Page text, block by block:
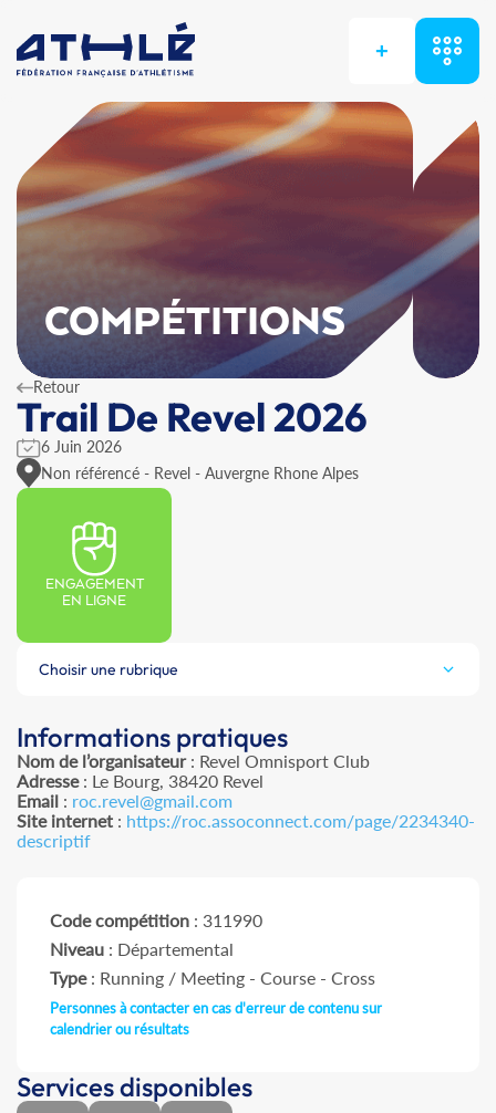
+
COMPÉTITIONS
Retour
Trail De Revel 2026
6 Juin 2026
Non référencé - Revel - Auvergne Rhone Alpes
ENGAGEMENT
EN LIGNE
Choisir une rubrique
Informations pratiques
Nom de l’organisateur: Revel Omnisport Club
Adresse: Le Bourg, 38420 Revel
Email : roc.revel@gmail.com
Site internet : https://roc.assoconnect.com/page/2234340-
descriptif
Code compétition : 311990
Niveau : Départemental
Type: Running / Meeting - Course - Cross
Personnes à contacter en cas d'erreur de contenu sur
calendrier ou résultats
Services disponibles